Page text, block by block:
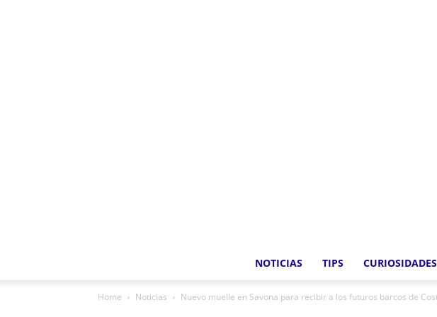
NOTICIAS TIPS CURIOSIDADES
Home Noticias Nuevo muelle en Savona para recibir a los futuros barcos de